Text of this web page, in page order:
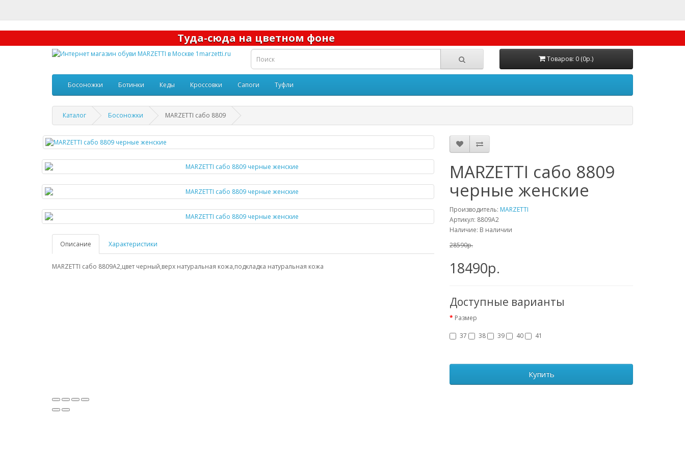
Туда-сюда на цветном фоне
Товаров: 0 (0р.)
Босоножки Ботинки Кеды Кроссовки Сапоги Туфли
Каталог Босоножки MARZETTI сабо 8809
Описание Характеристики
MARZETTI сабо 8809A2,цвет черный,верх натуральная кожа,подкладка натуральная кожа
MARZETTI сабо 8809
черные женские
Производитель: MARZETTI
Артикул: 8809A2
Наличие: В наличии
28590р.
18490р.
Доступные варианты
Размер
37 38 39 40 41
Купить